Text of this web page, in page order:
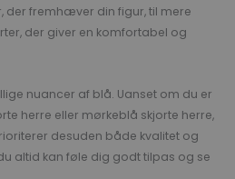
der fremhæver din figur, til mere
der giver en komfortabel og
nuancer af blå. Uanset om du er
herre eller mørkeblå skjorte herre,
desuden både kvalitet og
altid kan føle dig godt tilpas og se